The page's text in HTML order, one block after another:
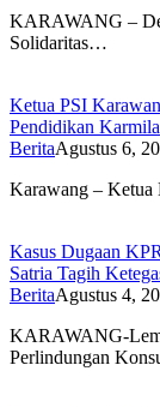
KARAWANG –
Solidaritas…
Ketua PSI
Pendidikan Karmila
BeritaAgustus 6,
Karawang –
Kasus Dugaan
Satria Tagih
BeritaAgustus 4,
KARAWANG-
Perlindungan